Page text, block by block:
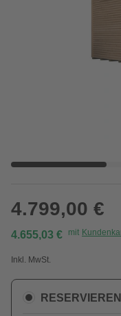
4.799,00 €
4.655,03 € mit
Inkl. MwSt.